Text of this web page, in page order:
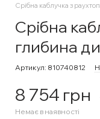
Срібна каблучка з
Срібна
глибина
Артикул: 810740812
8 754 грн
Немає в наявності